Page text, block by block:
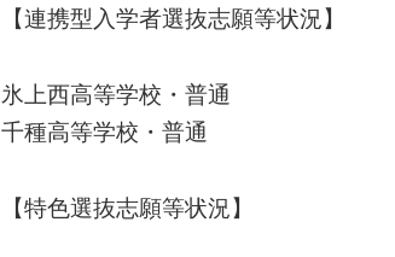
【連携型入学者選抜志願等状況】
氷上西高等学校・普通
千種高等学校・普通
【特色選抜志願等状況】